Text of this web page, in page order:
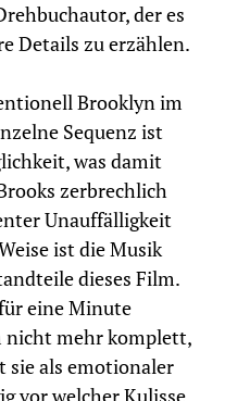
der es
Details zu erzählen.
Brooklyn im
Sequenz ist
was damit
zerbrechlich
Unauffälligkeit
ist die Musik
dieses Film.
eine Minute
nicht mehr komplett,
sie als emotionaler
vor welcher Kulisse